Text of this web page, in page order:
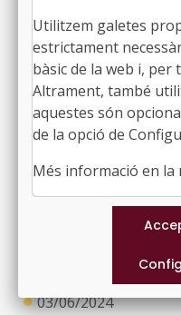
Acord de
públics dels ens
de 20.000
●18/10/2024
al DOGC núm. 9270,
Recomanacions per
personal basada en
●03/06/2024
Utilitzem galetes
estrictament
bàsic de la web i, per
Altrament, també
aquestes són
de la opció de
Més informació en la